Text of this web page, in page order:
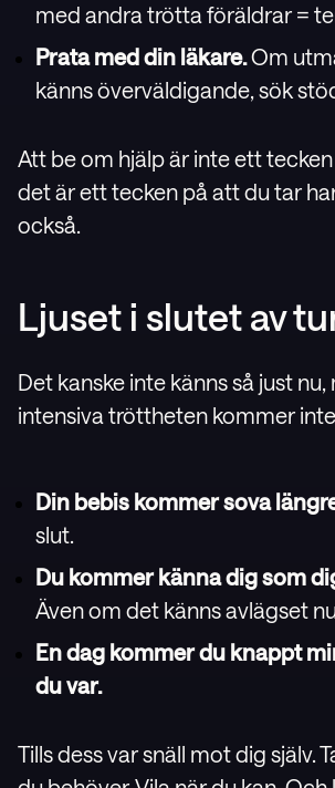
med andra trötta föräldrar =
Prata med din läkare.Om
känns överväldigande, sök
Att be om hjälp är inte ett
det är ett tecken på att du tar
också.
Ljuset i slutet av
Det kanske inte känns så just
intensiva tröttheten kommer
Din bebis kommer sova
slut.
Du kommer känna dig som
Även om det känns avlägset
En dag kommer du knappt
du var.
Tills dess var snäll mot dig själv.